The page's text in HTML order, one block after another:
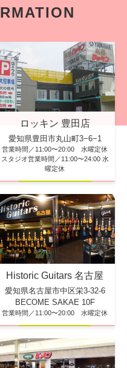
ロッキン 豊田店
愛知県豊田市丸山町3−6−1
営業時間／11:00〜20:00 水曜定休
スタジオ営業時間／11:00〜24:00 水
曜定休
Historic Guitars 名古屋
愛知県名古屋市中区栄3-32-6
BECOME SAKAE 10F
営業時間／11:00〜20:00 水曜定休